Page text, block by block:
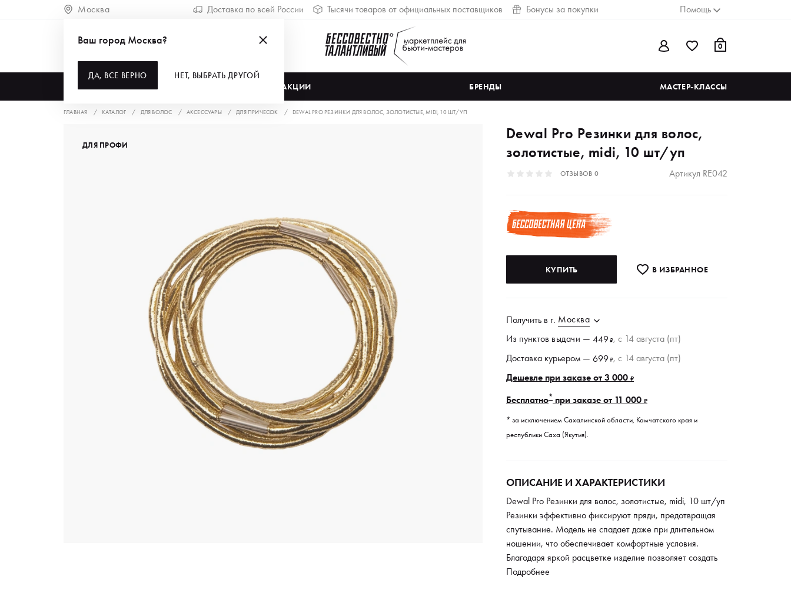
Москва Доставка по всей России Тысячи товаров от официальных поставщиков Бонусы за покупки Помощь
0
АКЦИИ БРЕНДЫ МАСТЕР-КЛАССЫ
Ваш город Москва?
ДА, ВСЕ ВЕРНО НЕТ, ВЫБРАТЬ ДРУГОЙ
ГЛАВНАЯ КАТАЛОГ ДЛЯ ВОЛОС АКСЕССУАРЫ ДЛЯ ПРИЧЕСОК DEWAL PRO РЕЗИНКИ ДЛЯ ВОЛОС, ЗОЛОТИСТЫЕ, MIDI, 10 ШТ/УП
ДЛЯ ПРОФИ
Dewal Pro Резинки для волос,
золотистые, midi, 10 шт/уп
ОТЗЫВОВ 0 Артикул RE042
КУПИТЬ В ИЗБРАННОE
Получить в г. Москва
Из пунктов выдачи —449₽, c 14 августа (пт)
Доставка курьером —699₽, c 14 августа (пт)
Дешевле при заказе от 3 000₽
Бесплатно* при заказе от 11 000₽
* за исключением Сахалинской области, Камчатского края и
республики Саха (Якутия).
ОПИСАНИЕ И ХАРАКТЕРИСТИКИ
Dewal Pro Резинки для волос, золотистые, midi, 10 шт/уп
Резинки эффективно фиксируют пряди, предотвращая
спутывание. Модель не спадает даже при длительном
ношении, что обеспечивает комфортные условия.
Благодаря яркой расцветке изделие позволяет создать
прическу для праздничного вечера. Резинки также
Подробнее